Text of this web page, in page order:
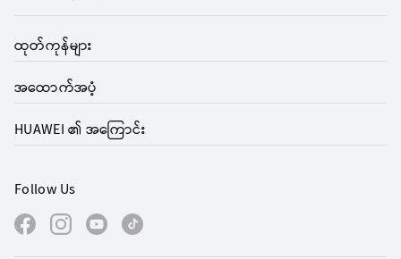
ထုတ်ကုန်များ
အထောက်အပံ့
HUAWEI ၏ အကြောင်း
Follow Us